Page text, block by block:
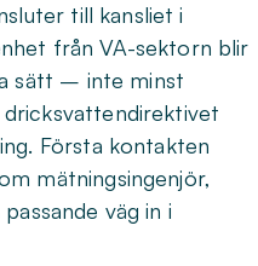
till kansliet i
från VA-sektorn blir
sätt – inte minst
Första kontakten
mätningsingenjör,
väg in i